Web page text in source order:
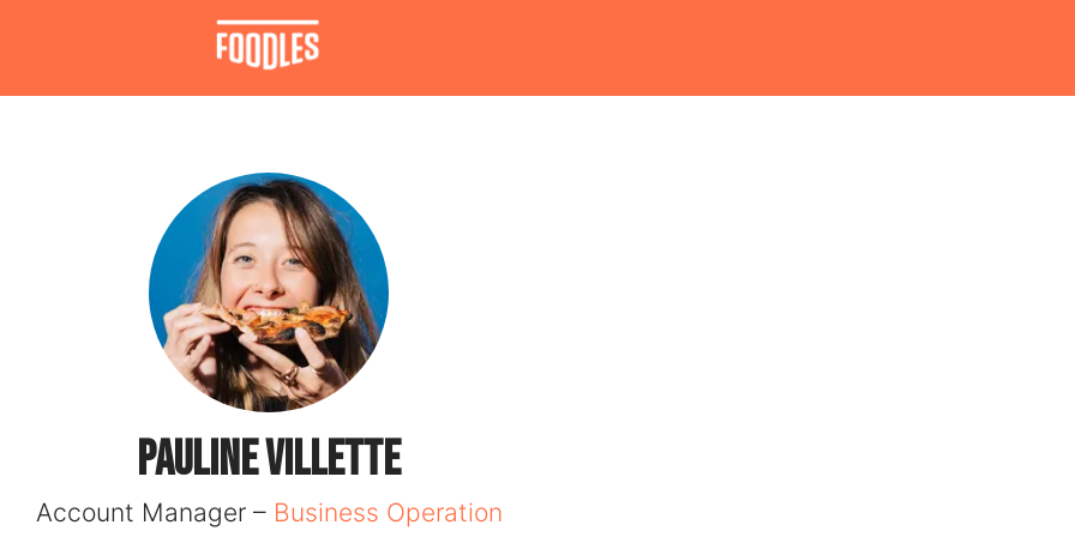
Pauline VILLETTE
Account Manager – Business Operation